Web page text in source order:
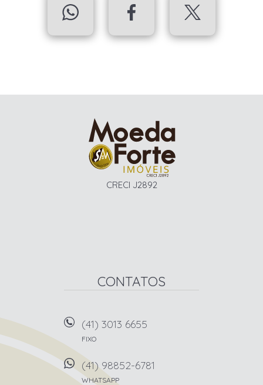
CRECI J2892
CONTATOS
(41) 3013 6655
FIXO
(41) 98852-6781
WHATSAPP